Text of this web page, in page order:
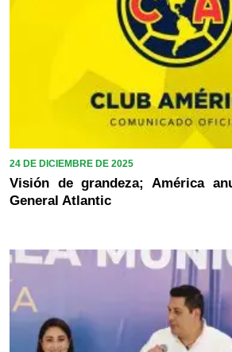
24 DE DICIEMBRE DE 2025
Visión de grandeza; América
General Atlantic